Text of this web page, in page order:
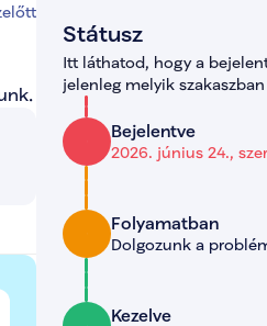
Státusz
Itt láthatod, hogy a
jelenleg melyik
Bejelentve
2026. június 24.,
Folyamatban
Dolgozunk a
Kezelve